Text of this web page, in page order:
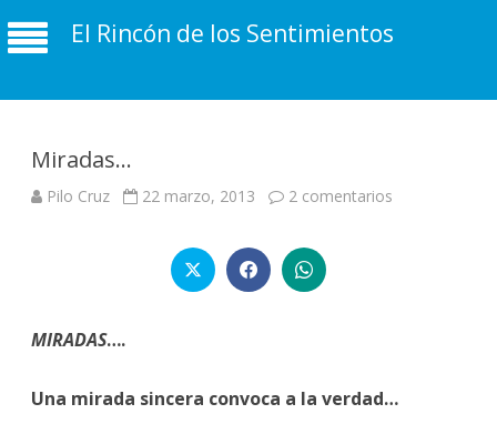
El Rincón de los Sentimientos
Miradas…
Pilo Cruz 22 marzo, 2013 2 comentarios
MIRADAS….
Una mirada sincera convoca a la verdad…